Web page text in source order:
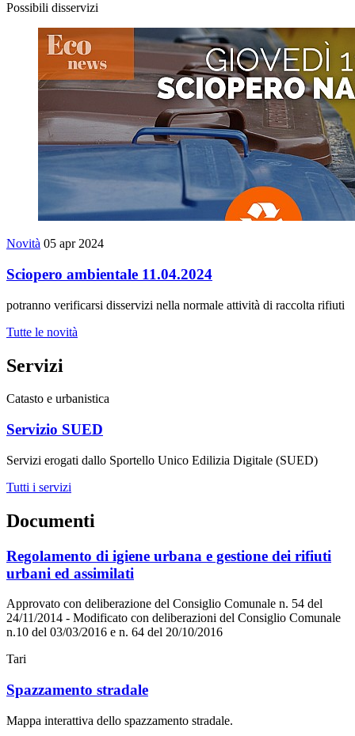
Possibili disservizi
Novità 05 apr 2024
Sciopero ambientale 11.04.2024
potranno verificarsi disservizi nella normale attività di raccolta rifiuti
Tutte le novità
Servizi
Catasto e urbanistica
Servizio SUED
Servizi erogati dallo Sportello Unico Edilizia Digitale (SUED)
Tutti i servizi
Documenti
Regolamento di igiene urbana e gestione dei rifiuti
urbani ed assimilati
Approvato con deliberazione del Consiglio Comunale n. 54 del
24/11/2014 - Modificato con deliberazioni del Consiglio Comunale
n.10 del 03/03/2016 e n. 64 del 20/10/2016
Tari
Spazzamento stradale
Mappa interattiva dello spazzamento stradale.